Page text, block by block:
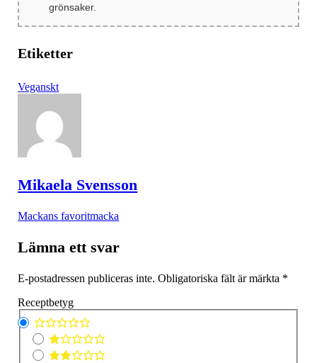
grönsaker.
Etiketter
Veganskt
Mikaela Svensson
Mackans favoritmacka
Lämna ett svar
E-postadressen publiceras inte. Obligatoriska fält är märkta *
Receptbetyg